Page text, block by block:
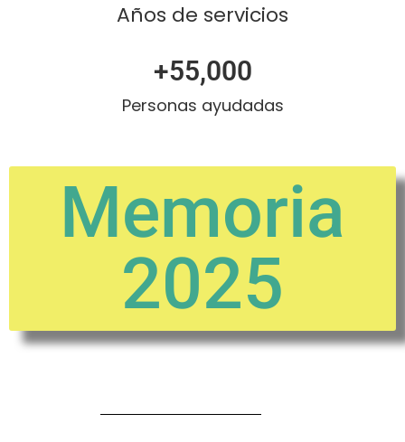
Años de servicios
Personas ayudadas
+55,000
Memoria
2025